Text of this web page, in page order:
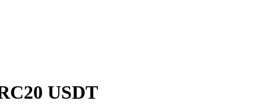
USDT